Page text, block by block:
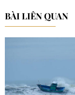
BÀI LIÊN QUAN